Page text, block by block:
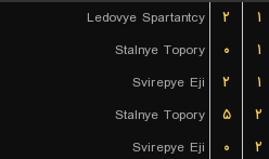
Ledovye Spartantcy
۲ ۱
Stalnye Topory
۰ ۱
Svirepye Eji
۲ ۱
Stalnye Topory
۵ ۲
Svirepye Eji
۰ ۲